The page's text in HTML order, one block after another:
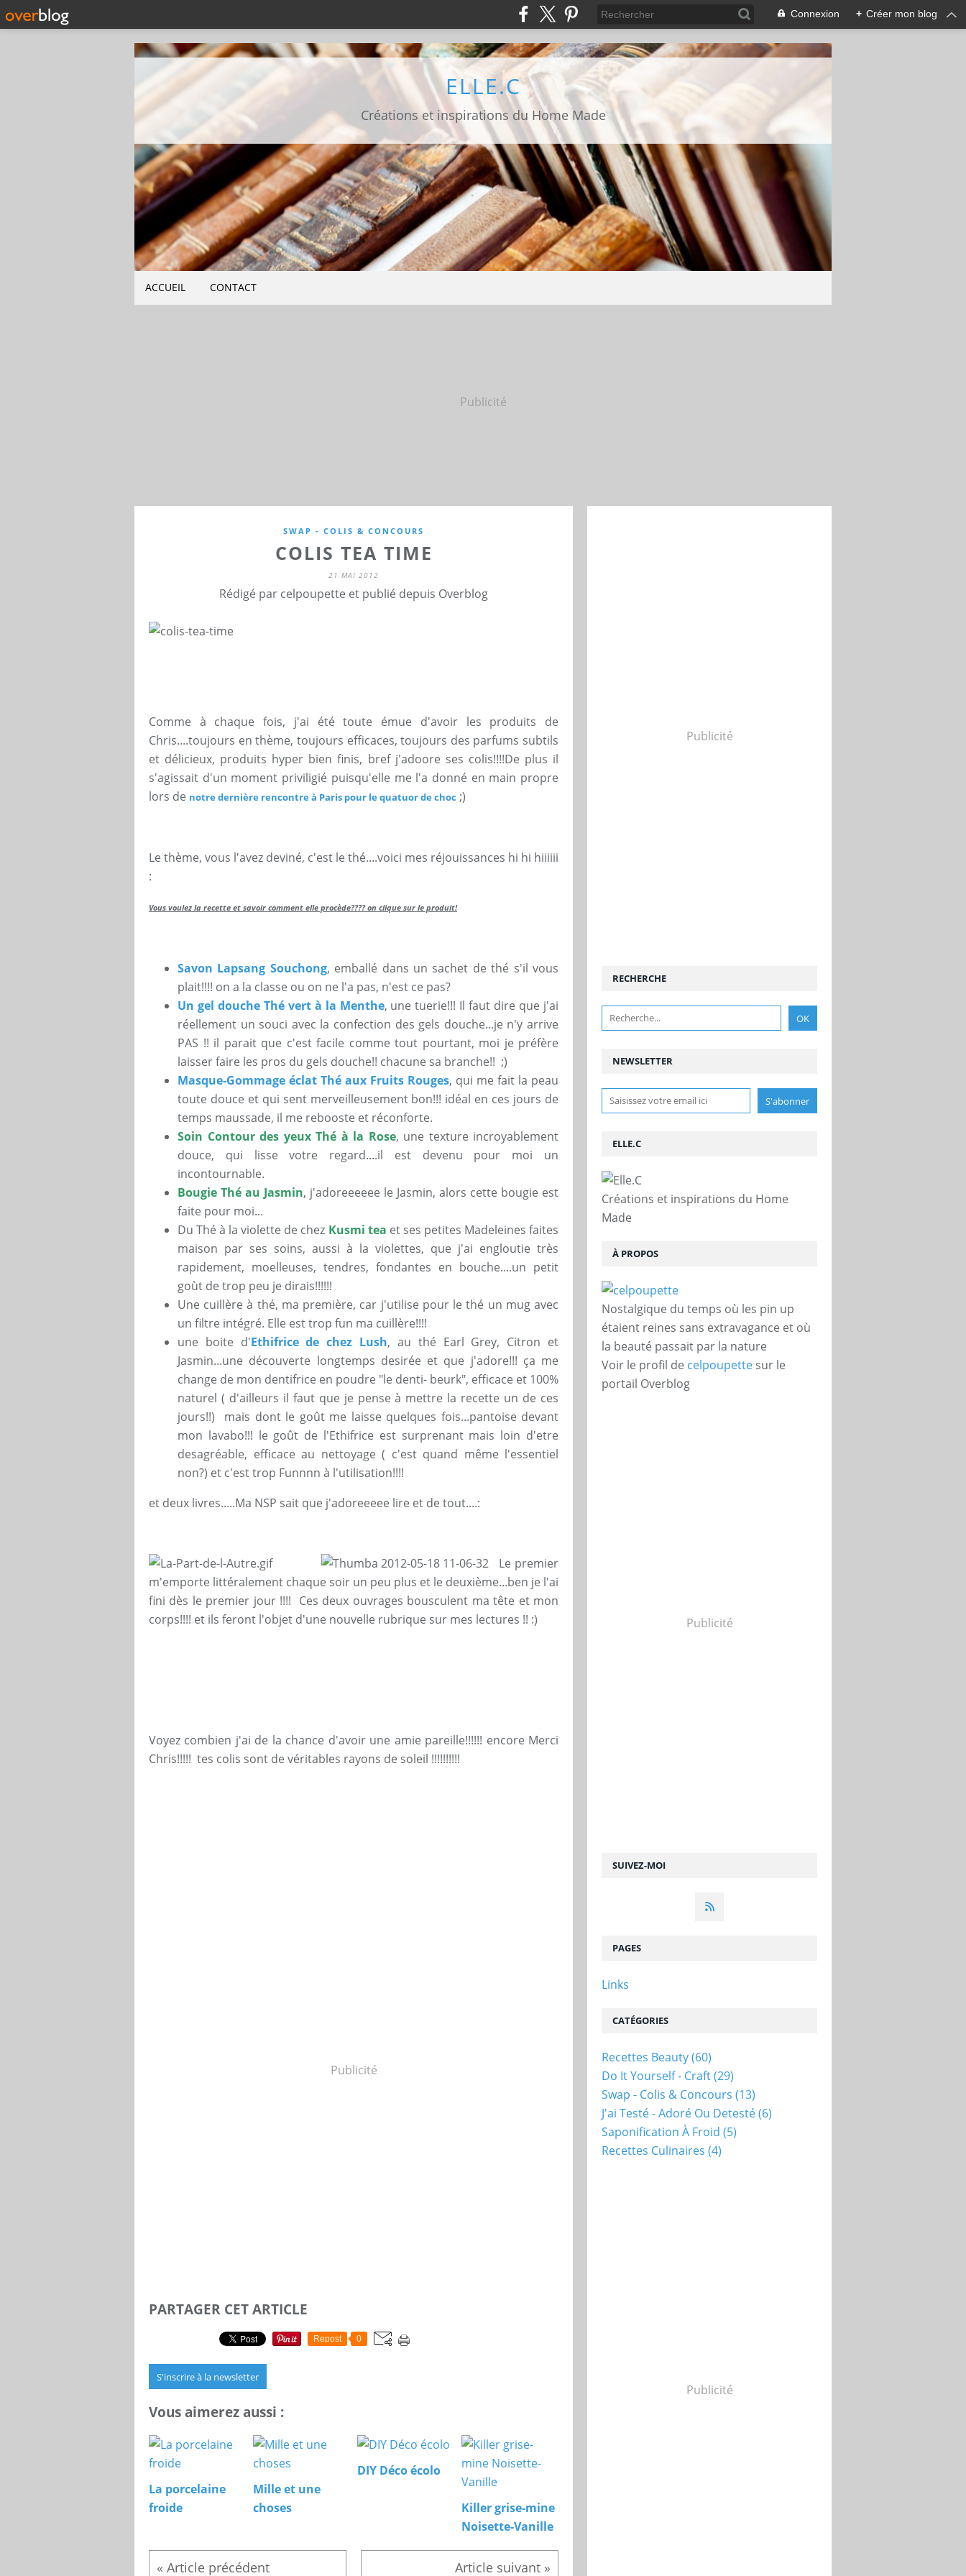
Connexion + Créer mon blog
ELLE.C
Créations et inspirations du Home Made
ACCUEIL CONTACT
Publicité
SWAP - COLIS & CONCOURS
COLIS TEA TIME
21 MAI 2012
Rédigé par celpoupette et publié depuis Overblog
Comme à chaque fois, j'ai été toute émue d'avoir les produits de
Chris....toujours en thème, toujours efficaces, toujours des parfums subtils
et délicieux, produits hyper bien finis, bref j'adoore ses colis!!!!De plus il
s'agissait d'un moment priviligié puisqu'elle me l'a donné en main propre
lors de notre dernière rencontre à Paris pour le quatuor de choc ;)
Le thème, vous l'avez deviné, c'est le thé....voici mes réjouissances hi hi hiiiiii
:
Vous voulez la recette et savoir comment elle procède???? on clique sur le produit!
Savon Lapsang Souchong, emballé dans un sachet de thé s'il vous
plait!!!! on a la classe ou on ne l'a pas, n'est ce pas?
Un gel douche Thé vert à la Menthe, une tuerie!!! Il faut dire que j'ai
réellement un souci avec la confection des gels douche...je n'y arrive
PAS !! il parait que c'est facile comme tout pourtant, moi je préfère
laisser faire les pros du gels douche!! chacune sa branche!! ;)
Masque-Gommage éclat Thé aux Fruits Rouges, qui me fait la peau
toute douce et qui sent merveilleusement bon!!! idéal en ces jours de
temps maussade, il me rebooste et réconforte.
Soin Contour des yeux Thé à la Rose, une texture incroyablement
douce, qui lisse votre regard....il est devenu pour moi un
incontournable.
Bougie Thé au Jasmin, j'adoreeeeee le Jasmin, alors cette bougie est
faite pour moi...
Du Thé à la violette de chez Kusmi tea et ses petites Madeleines faites
maison par ses soins, aussi à la violettes, que j'ai engloutie très
rapidement, moelleuses, tendres, fondantes en bouche....un petit
goùt de trop peu je dirais!!!!!!
Une cuillère à thé, ma première, car j'utilise pour le thé un mug avec
un filtre intégré. Elle est trop fun ma cuillère!!!!
une boite d'Ethifrice de chez Lush, au thé Earl Grey, Citron et
Jasmin...une découverte longtemps desirée et que j'adore!!! ça me
change de mon dentifrice en poudre "le denti- beurk", efficace et 100%
naturel ( d'ailleurs il faut que je pense à mettre la recette un de ces
jours!!) mais dont le goût me laisse quelques fois...pantoise devant
mon lavabo!!! le goût de l'Ethifrice est surprenant mais loin d'etre
desagréable, efficace au nettoyage ( c'est quand même l'essentiel
non?) et c'est trop Funnnn à l'utilisation!!!!
et deux livres.....Ma NSP sait que j'adoreeeee lire et de tout....:
Le premier
m'emporte littéralement chaque soir un peu plus et le deuxième...ben je l'ai
fini dès le premier jour !!!! Ces deux ouvrages bousculent ma tête et mon
corps!!!! et ils feront l'objet d'une nouvelle rubrique sur mes lectures !! :)
Voyez combien j'ai de la chance d'avoir une amie pareille!!!!!! encore Merci
Chris!!!!! tes colis sont de véritables rayons de soleil !!!!!!!!!!
Publicité
PARTAGER CET ARTICLE
Repost 0
S'inscrire à la newsletter
Vous aimerez aussi :
La porcelaine
froide
Mille et une
choses
DIY Déco écolo
Killer grise-mine
Noisette-Vanille
Publicité
NEWSLETTER
SUIVEZ-MOI
RECHERCHE
ELLE.C
Créations et inspirations du Home
Made
À PROPOS
Nostalgique du temps où les pin up
étaient reines sans extravagance et où
la beauté passait par la nature
Voir le profil de celpoupette sur le
portail Overblog
Publicité
PAGES
Links
CATÉGORIES
Recettes Beauty(60)
Do It Yourself - Craft(29)
Swap - Colis & Concours (13)
J'ai Testé - Adoré Ou Detesté(6)
Saponification À Froid (5)
Recettes Culinaires (4)
Publicité